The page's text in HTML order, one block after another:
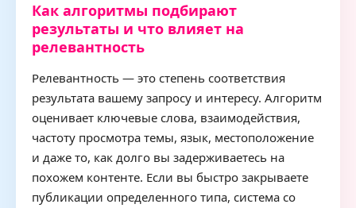
Как алгоритмы подбирают
результаты и что влияет на
релевантность
Релевантность — это степень соответствия
результата вашему запросу и интересу. Алгоритм
оценивает ключевые слова, взаимодействия,
частоту просмотра темы, язык, местоположение
и даже то, как долго вы задерживаетесь на
похожем контенте. Если вы быстро закрываете
публикации определенного типа, система со